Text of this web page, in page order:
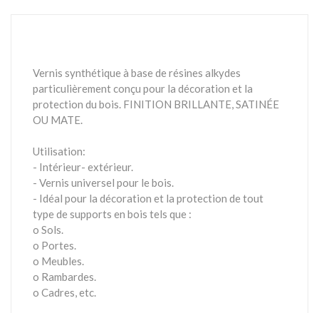
Vernis synthétique à base de résines alkydes
particulièrement conçu pour la décoration et la
protection du bois. FINITION BRILLANTE, SATINÉE
OU MATE.
Utilisation:
- Intérieur- extérieur.
- Vernis universel pour le bois.
- Idéal pour la décoration et la protection de tout
type de supports en bois tels que :
o Sols.
o Portes.
o Meubles.
o Rambardes.
o Cadres, etc.